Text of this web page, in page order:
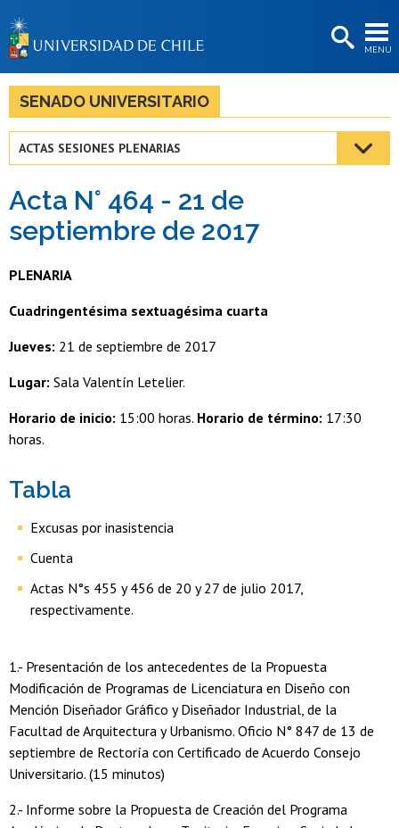
MENÚ
BIBLIOTECAS
LA UNIVERSIDAD
Estudiantes
Académicas/os
Funcionarias/os
SENADO UNIVERSITARIO
ACTAS SESIONES PLENARIAS
Acta N° 464 - 21 de
septiembre de 2017
PLENARIA
Cuadringentésima sextuagésima cuarta
Jueves: 21 de septiembre de 2017
Lugar: Sala Valentín Letelier.
Horario de inicio: 15:00 horas. Horario de término: 17:30
horas.
Tabla
Excusas por inasistencia
Cuenta
Actas N°s 455 y 456 de 20 y 27 de julio 2017,
respectivamente.
1.- Presentación de los antecedentes de la Propuesta
Modificación de Programas de Licenciatura en Diseño con
Mención Diseñador Gráfico y Diseñador Industrial, de la
Facultad de Arquitectura y Urbanismo. Oficio N° 847 de 13 de
septiembre de Rectoría con Certificado de Acuerdo Consejo
Universitario. (15 minutos)
2.- Informe sobre la Propuesta de Creación del Programa